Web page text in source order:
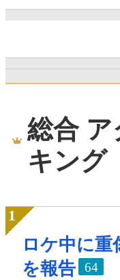
総合
キング
ロケ中に重
を報告
64